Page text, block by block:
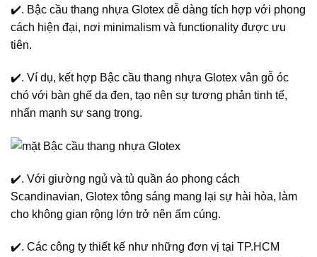
✔️. Bậc cầu thang nhựa Glotex dễ dàng tích hợp với phong
cách hiện đại, nơi minimalism và functionality được ưu
tiên.
✔️. Ví dụ, kết hợp Bậc cầu thang nhựa Glotex vân gỗ óc
chó với bàn ghế da đen, tạo nên sự tương phản tinh tế,
nhấn mạnh sự sang trọng.
✔️. Với giường ngủ và tủ quần áo phong cách
Scandinavian, Glotex tông sáng mang lại sự hài hòa, làm
cho không gian rộng lớn trở nên ấm cúng.
✔️. Các công ty thiết kế như những đơn vị tại TP.HCM